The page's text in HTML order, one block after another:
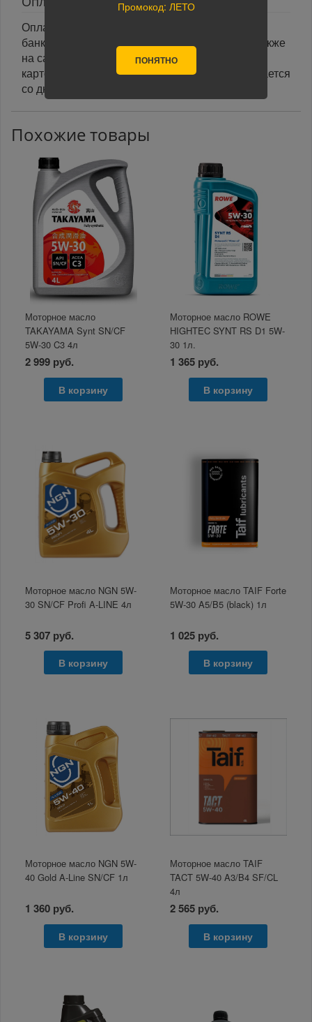
Оплата заказа осуществляется наличными или
банковской картой курьеру при получении, а также
на сайте при оформлении заказа. При оплате
картой на сайте указанный срок доставки считается
со дня поступления оплаты.
Похожие товары
Моторное масло
TAKAYAMA Synt SN/CF
5W-30 C3 4л
2 999 руб.
В корзину
Моторное масло ROWE
HIGHTEC SYNT RS D1 5W-
30 1л.
1 365 руб.
В корзину
Моторное масло NGN 5W-
30 SN/CF Profi A-LINE 4л
5 307 руб.
В корзину
Моторное масло TAIF Forte
5W-30 A5/B5 (black) 1л
1 025 руб.
В корзину
Моторное масло NGN 5W-
40 Gold A-Line SN/CF 1л
1 360 руб.
В корзину
Моторное масло TAIF
TACT 5W-40 A3/B4 SF/CL
4л
2 565 руб.
В корзину
Промокод: ЛЕТО
ПОНЯТНО